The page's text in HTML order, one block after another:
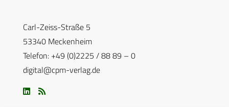
Carl-Zeiss-Straße 5
53340 Meckenheim
Telefon: +49 (0)2225 / 88 89 – 0
digital@cpm-verlag.de